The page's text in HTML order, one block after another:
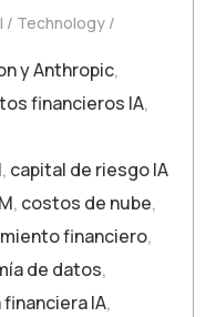
Technology
y Anthropic,
financieros IA,
, capital de riesgo IA
, costos de nube,
financiero,
de datos,
IA,